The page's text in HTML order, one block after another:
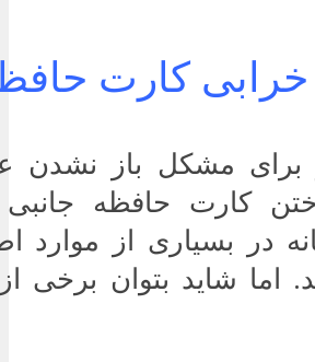
کارت
برای مشکل باز نشدن
کارت حافظه
در بسیاری از موارد
شاید بتوان برخی از